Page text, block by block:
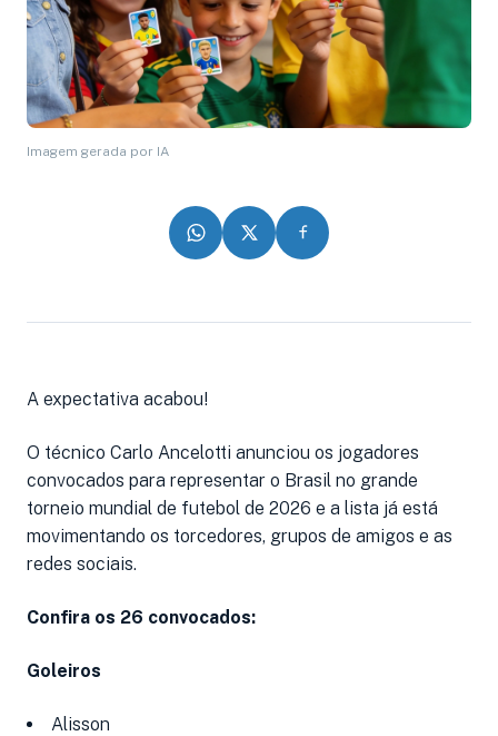
Imagem gerada por IA
A expectativa acabou!
O técnico Carlo Ancelotti anunciou os jogadores
convocados para representar o Brasil no grande
torneio mundial de futebol de 2026 e a lista já está
movimentando os torcedores, grupos de amigos e as
redes sociais.
Confira os 26 convocados:
Goleiros
Alisson